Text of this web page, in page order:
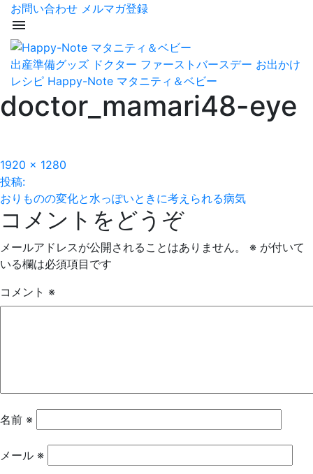
お問い合わせ メルマガ登録
menu
出産準備グッズ ドクター ファーストバースデー お出かけ
レシピ Happy-Note マタニティ＆ベビー
doctor_mamari48-eye
フ
ル
サ
イ
ズ
1920 × 1280
投
稿
ナ
ビ
ゲ
ン
投稿:
おりものの変化と水っぽいときに考えられる病気
コメントをどうぞ
メールアドレスが公開されることはありません。 ※ が付いて
いる欄は必須項目です
コメント ※
名前 ※
メール ※